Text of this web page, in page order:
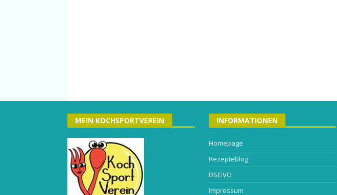
MEIN KOCHSPORTVEREIN INFORMATIONEN
Homepage
Rezepteblog
DSGVO
Impressum